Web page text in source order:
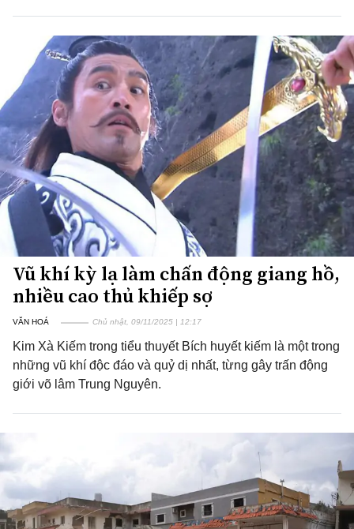
Vũ khí kỳ lạ làm chấn động giang hồ,
nhiều cao thủ khiếp sợ
VĂN HOÁ Chủ nhật, 09/11/2025 | 12:17
Kim Xà Kiếm trong tiểu thuyết Bích huyết kiếm là một trong
những vũ khí độc đáo và quỷ dị nhất, từng gây trấn động
giới võ lâm Trung Nguyên.